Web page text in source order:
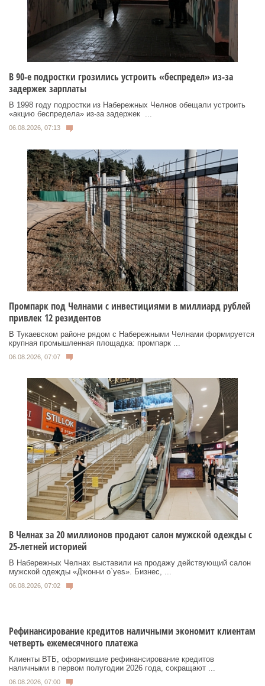
В 90-е подростки грозились устроить «беспредел» из-за
задержек зарплаты
В 1998 году подростки из Набережных Челнов обещали устроить
«акцию беспредела» из‑за задержек ...
06.08.2026, 07:13
Промпарк под Челнами с инвестициями в миллиард рублей
привлек 12 резидентов
В Тукаевском районе рядом с Набережными Челнами формируется
крупная промышленная площадка: промпарк ...
06.08.2026, 07:07
В Челнах за 20 миллионов продают салон мужской одежды с
25-летней историей
В Набережных Челнах выставили на продажу действующий салон
мужской одежды «Джонни о`yes». Бизнес, ...
06.08.2026, 07:02
Рефинансирование кредитов наличными экономит клиентам
четверть ежемесячного платежа
Клиенты ВТБ, оформившие рефинансирование кредитов
наличными в первом полугодии 2026 года, сокращают ...
06.08.2026, 07:00